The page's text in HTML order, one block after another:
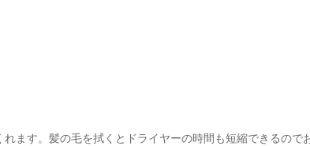
ます。髪の毛を拭くとドライヤーの時間も短縮できるので